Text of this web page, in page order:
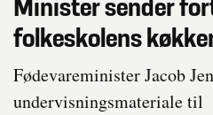
Minister sender
folkeskolens
Fødevareminister Jacob
undervisningsmateriale til